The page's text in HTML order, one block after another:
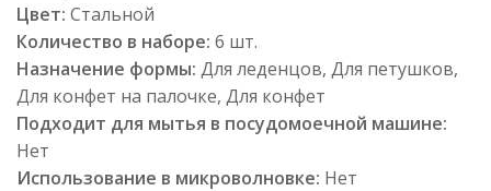
Цвет: Стальной
Количество в наборе: 6 шт.
Назначение формы: Для леденцов, Для петушков,
Для конфет на палочке, Для конфет
Подходит для мытья в посудомоечной машине:
Нет
Использование в микроволновке: Нет